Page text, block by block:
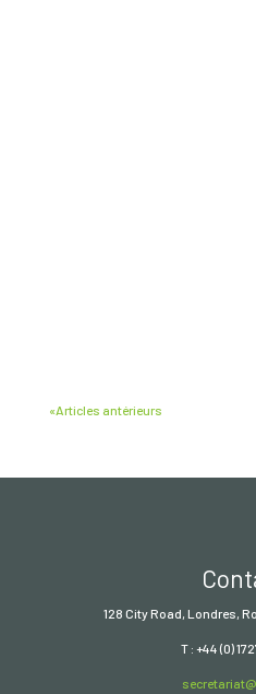
«Articles antérieurs
128 City Road, Londres,
T : +44 (0)